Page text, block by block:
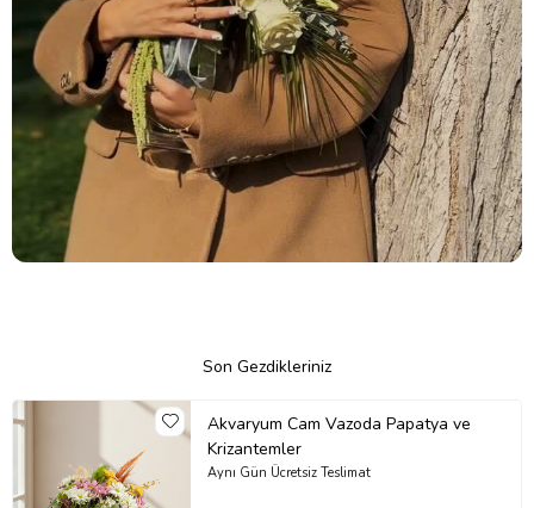
Son Gezdikleriniz
Akvaryum Cam Vazoda Papatya ve
Krizantemler
Aynı Gün Ücretsiz Teslimat